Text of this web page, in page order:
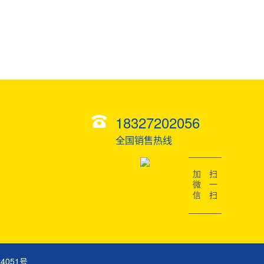
18327202056
全国销售热线
扫一扫
加微信
号